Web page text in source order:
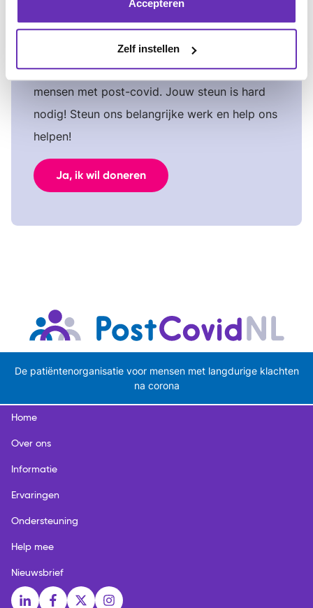
Accepteren
Zelf instellen
Help ons helpen
Er moet meer perspectief komen voor
mensen met post-covid. Jouw steun is hard
nodig! Steun ons belangrijke werk en help ons
helpen!
Ja, ik wil doneren
De patiëntenorganisatie voor mensen met langdurige klachten
na corona
Home
Over ons
Informatie
Ervaringen
Ondersteuning
Help mee
Nieuwsbrief
Social media links